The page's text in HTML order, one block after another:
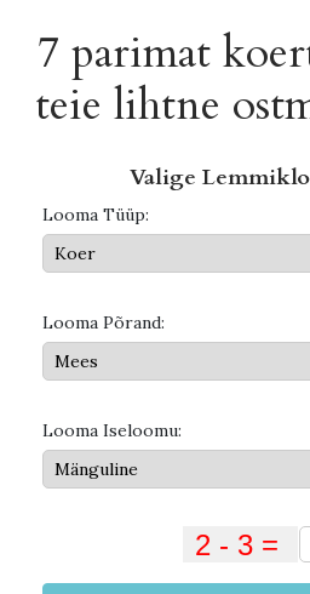
7 parimat
teie lihtne
Valige
Looma Tüüp:
Looma Põrand:
Looma Iseloomu: